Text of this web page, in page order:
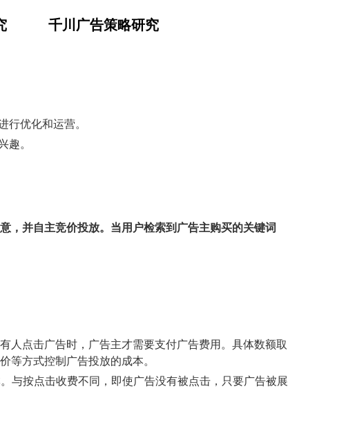
千川广告策略研究
行优化和运营。
趣。
，并自主竞价投放。当用户检索到广告主购买的关键词
人点击广告时，广告主才需要支付广告费用。具体数额取
等方式控制广告投放的成本。
与按点击收费不同，即使广告没有被点击，只要广告被展